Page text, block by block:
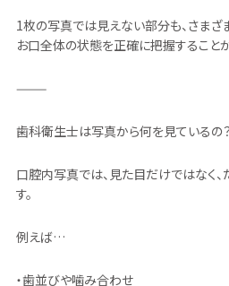
1枚の写真では見えない部分も、さまざ
お口全体の状態を正確に把握することが
⸻
歯科衛生士は写真から何を見ているの？
口腔内写真では、見た目だけではなく
す。
例えば…
・歯並びや噛み合わせ